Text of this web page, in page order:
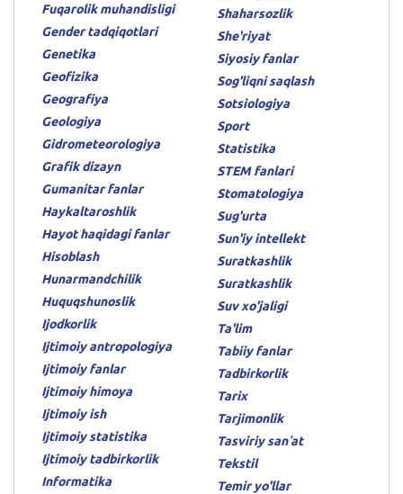
Fuqarolik muhandisligi
Gender tadqiqotlari
Genetika
Geofizika
Geografiya
Geologiya
Gidrometeorologiya
Grafik dizayn
Gumanitar fanlar
Haykaltaroshlik
Hayot haqidagi fanlar
Hisoblash
Hunarmandchilik
Huquqshunoslik
Ijodkorlik
Ijtimoiy antropologiya
Ijtimoiy fanlar
Ijtimoiy himoya
Ijtimoiy ish
Ijtimoiy statistika
Ijtimoiy tadbirkorlik
Informatika
Shaharsozlik
She'riyat
Siyosiy fanlar
Sog'liqni saqlash
Sotsiologiya
Sport
Statistika
STEM fanlari
Stomatologiya
Sug'urta
Sun'iy intellekt
Suratkashlik
Suratkashlik
Suv xo'jaligi
Ta'lim
Tabiiy fanlar
Tadbirkorlik
Tarix
Tarjimonlik
Tasviriy sanʼat
Tekstil
Temir yo'llar